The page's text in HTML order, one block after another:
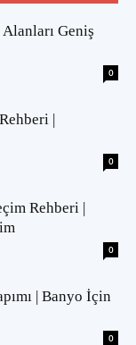
Geniş
0
|
0
Rehberi |
0
| Banyo İçin
0